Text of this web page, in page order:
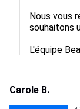
Nous vous
souhaitons
L'équipe
Carole B.